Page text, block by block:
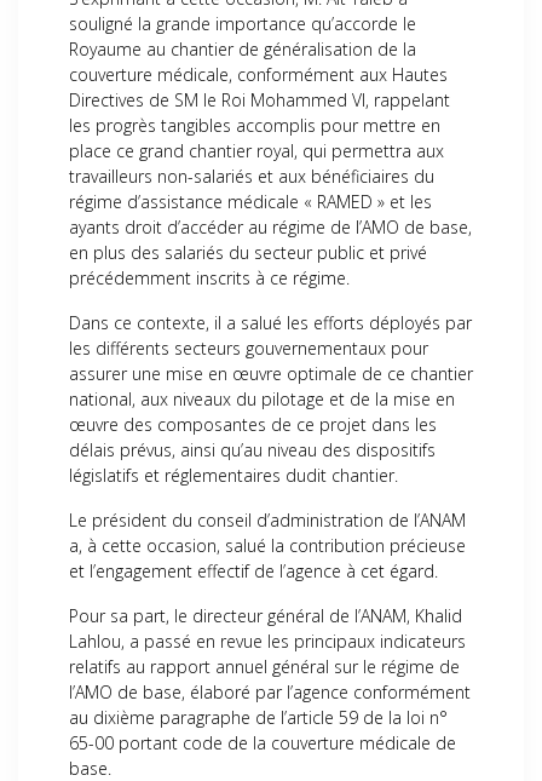
souligné la grande importance qu’accorde le
Royaume au chantier de généralisation de la
couverture médicale, conformément aux Hautes
Directives de SM le Roi Mohammed VI, rappelant
les progrès tangibles accomplis pour mettre en
place ce grand chantier royal, qui permettra aux
travailleurs non-salariés et aux bénéficiaires du
régime d’assistance médicale « RAMED » et les
ayants droit d’accéder au régime de l’AMO de base,
en plus des salariés du secteur public et privé
précédemment inscrits à ce régime.
Dans ce contexte, il a salué les efforts déployés par
les différents secteurs gouvernementaux pour
assurer une mise en œuvre optimale de ce chantier
national, aux niveaux du pilotage et de la mise en
œuvre des composantes de ce projet dans les
délais prévus, ainsi qu’au niveau des dispositifs
législatifs et réglementaires dudit chantier.
Le président du conseil d’administration de l’ANAM
a, à cette occasion, salué la contribution précieuse
et l’engagement effectif de l’agence à cet égard.
Pour sa part, le directeur général de l’ANAM, Khalid
Lahlou, a passé en revue les principaux indicateurs
relatifs au rapport annuel général sur le régime de
l’AMO de base, élaboré par l’agence conformément
au dixième paragraphe de l’article 59 de la loi n°
65-00 portant code de la couverture médicale de
base.